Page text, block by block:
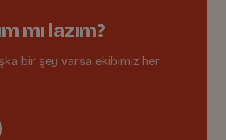
mı lazım?
bir şey varsa ekibimiz her